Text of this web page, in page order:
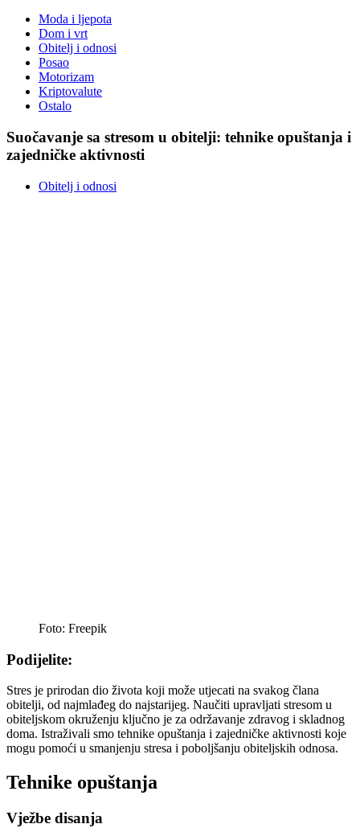
Moda i ljepota
Dom i vrt
Obitelj i odnosi
Posao
Motorizam
Kriptovalute
Ostalo
Suočavanje sa stresom u obitelji: tehnike opuštanja i
zajedničke aktivnosti
Obitelj i odnosi
Foto: Freepik
Podijelite:
Stres je prirodan dio života koji može utjecati na svakog člana
obitelji, od najmlađeg do najstarijeg. Naučiti upravljati stresom u
obiteljskom okruženju ključno je za održavanje zdravog i skladnog
doma. Istraživali smo tehnike opuštanja i zajedničke aktivnosti koje
mogu pomoći u smanjenju stresa i poboljšanju obiteljskih odnosa.
Tehnike opuštanja
Vježbe disanja